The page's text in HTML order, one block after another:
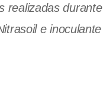
realizadas
e